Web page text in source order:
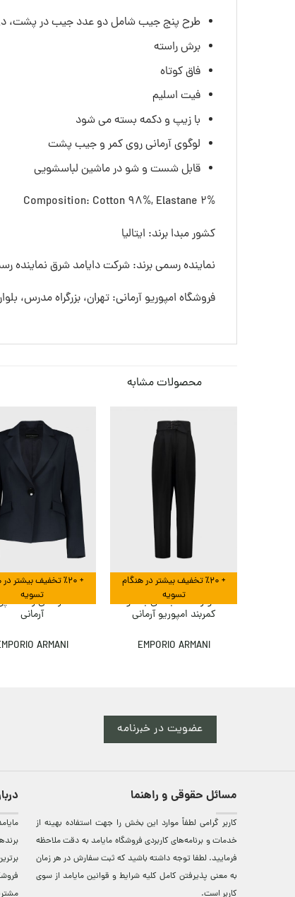
طرح پنج جیب شامل دو عدد جیب در پشت،
برش راسته
فاق کوتاه
فیت اسلیم
با زیپ و دکمه بسته می شود
لوگوی آرمانی روی کمر و جیب پشت
قابل شست و شو در ماشین لباسشویی
Composition: Cotton 98%, Elastane 2%
کشور مبدا برند: ایتالیا
نماینده رسمی برند: شرکت دایامد شرق نماینده
فروشگاه امپوریو آرمانی: تهران، بزرگراه مدرس،
محصولات مشابه
+ ٪۲۰ تخفیف بیشتر در هنگام
تسویه
شلوار گشاد با فاق بلند و
کمربند امپوریو آرمانی
EMPORIO ARMANI
+ ٪۲۰ تخفیف بیشتر
تسویه
کت رسمی زنانه
آرمانی
ARMANI
عضویت در خبرنامه
مسائل حقوقی و راهنما
کاربر گرامی لطفاً موارد این بخش را جهت استفاده بهینه از
خدمات و برنامه‌‏های کاربردی فروشگاه مایامد به دقت ملاحظه
فرمایید. لطفا توجه داشته باشید که ثبت سفارش در هر زمان
به معنی پذیرفتن کامل کلیه شرایط و قوانین مایامد از سوی
کاربر است.